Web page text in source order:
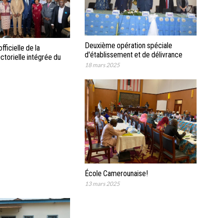
de la
intégrée du
et outils
Deuxième opération spéciale
d'établissement et de délivrance
d'actes de naissance.
18 mars 2025
École Camerounaise!
13 mars 2025